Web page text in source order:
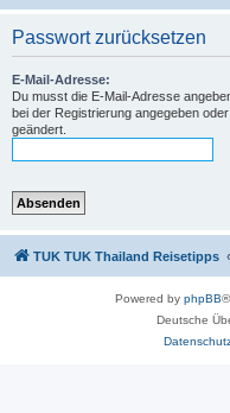
Passwort zurücksetzen
E-Mail-Adresse:
Du musst die E-Mail-Adresse
bei der Registrierung angegeben
geändert.
TUK TUK Thailand Reisetipps
Powered by phpBB
Deutsche